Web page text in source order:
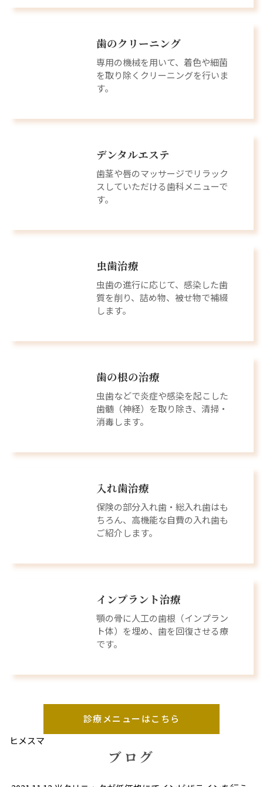
歯のクリーニング
専用の機械を用いて、着色や細菌
を取り除くクリーニングを行いま
す。
デンタルエステ
歯茎や唇のマッサージでリラック
スしていただける歯科メニューで
す。
虫歯治療
虫歯の進行に応じて、感染した歯
質を削り、詰め物、被せ物で補綴
します。
歯の根の治療
虫歯などで炎症や感染を起こした
歯髄（神経）を取り除き、清掃・
消毒します。
入れ歯治療
保険の部分入れ歯・総入れ歯はも
ちろん、高機能な自費の入れ歯も
ご紹介します。
インプラント治療
顎の骨に人工の歯根（インプラン
ト体）を埋め、歯を回復させる療
です。
診療メニューはこちら
ヒメスマ
ブログ